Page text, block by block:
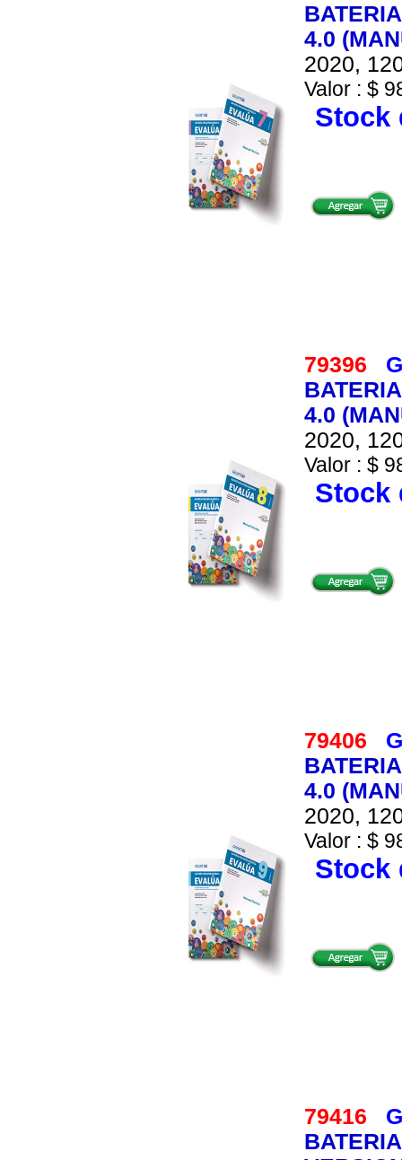
4.0
2020,
Valor : $
Stock
79396
4.0
2020,
Valor : $
Stock
79406
4.0
2020,
Valor : $
Stock
79416